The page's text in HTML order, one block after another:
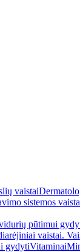
vaistai
sistemos
pūtimui
vaistai.
gydytiVitaminai